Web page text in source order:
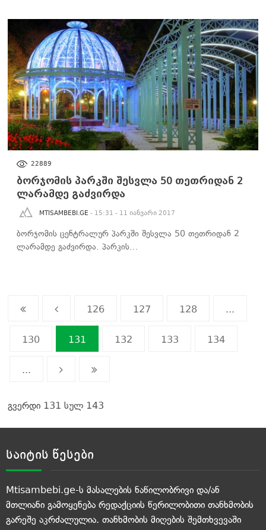
22889
ბორჯომის პარკში შესვლა 50 თეთრიდან 2
ლარამდე გაძვირდა
MTISAMBEBI.GE - 15:31 - 11 იანვარი 2017
ბორჯომის ცენტრალურ პარკში შესვლა 50 თეთრიდან 2
ლარამდე გაძვირდა. პარკის…
126 127 128 ...
130 131 132 133 134
...
გვერდი 131 სულ 143
საიტის წესები
Mtisambebi.ge-ს მასალების ნაწილობრივი და/ან
მთლიანი გამოყენება რედაქციის წერილობითი თანხმობის
გარეშე აკრძალულია. თანხმობის მიღების შემთხვევაში